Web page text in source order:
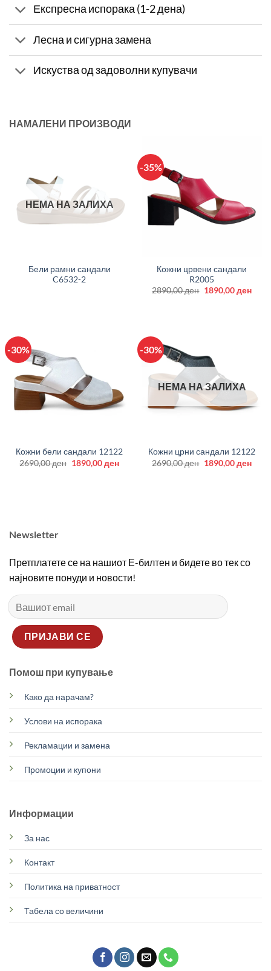
Експресна испорака (1-2 дена)
Лесна и сигурна замена
Искуства од задоволни купувачи
НАМАЛЕНИ ПРОИЗВОДИ
НЕМА НА ЗАЛИХА
Бели рамни сандали
C6532-2
-35%
Кожни црвени сандали
R2005
2890,00ден Original
1890,00ден
-30%
Кожни бели сандали 12122
2690,00ден Original
1890,00денCurrent
-30%
НЕМА НА ЗАЛИХА
Кожни црни сандали 12122
2690,00ден Original
1890,00ден
Newsletter
Претплатете се на нашиот Е-билтен и бидете во тек со
најновите понуди и новости!
Помош при купување
Како да нарачам?
Услови на испорака
Рекламации и замена
Промоции и купони
Информации
За нас
Контакт
Политика на приватност
Табела со величини